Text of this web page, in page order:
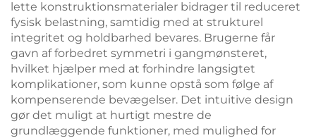
lette konstruktionsmaterialer bidrager til reduceret
fysisk belastning, samtidig med at strukturel
integritet og holdbarhed bevares. Brugerne får
gavn af forbedret symmetri i gangmønsteret,
hvilket hjælper med at forhindre langsigtet
komplikationer, som kunne opstå som følge af
kompenserende bevægelser. Det intuitive design
gør det muligt at hurtigt mestre de
grundlæggende funktioner, med mulighed for